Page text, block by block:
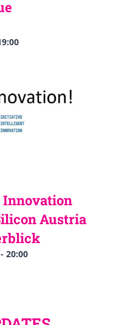
Innovation
Austria
- 20:00